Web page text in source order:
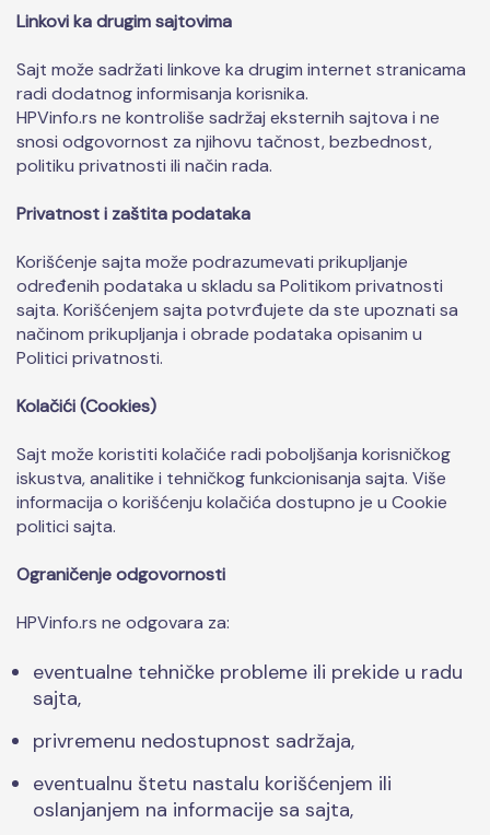
Linkovi ka drugim sajtovima
Sajt može sadržati linkove ka drugim internet stranicama
radi dodatnog informisanja korisnika.
HPVinfo.rs ne kontroliše sadržaj eksternih sajtova i ne
snosi odgovornost za njihovu tačnost, bezbednost,
politiku privatnosti ili način rada.
Privatnost i zaštita podataka
Korišćenje sajta može podrazumevati prikupljanje
određenih podataka u skladu sa Politikom privatnosti
sajta. Korišćenjem sajta potvrđujete da ste upoznati sa
načinom prikupljanja i obrade podataka opisanim u
Politici privatnosti.
Kolačići (Cookies)
Sajt može koristiti kolačiće radi poboljšanja korisničkog
iskustva, analitike i tehničkog funkcionisanja sajta. Više
informacija o korišćenju kolačića dostupno je u Cookie
politici sajta.
Ograničenje odgovornosti
HPVinfo.rs ne odgovara za:
eventualne tehničke probleme ili prekide u radu
sajta,
privremenu nedostupnost sadržaja,
eventualnu štetu nastalu korišćenjem ili
oslanjanjem na informacije sa sajta,